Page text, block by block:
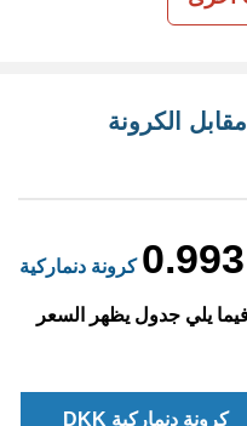
الكرونة
0.993 كرونة دنماركية
يلي جدول يظهر السعر
كرونة دنماركية DKK